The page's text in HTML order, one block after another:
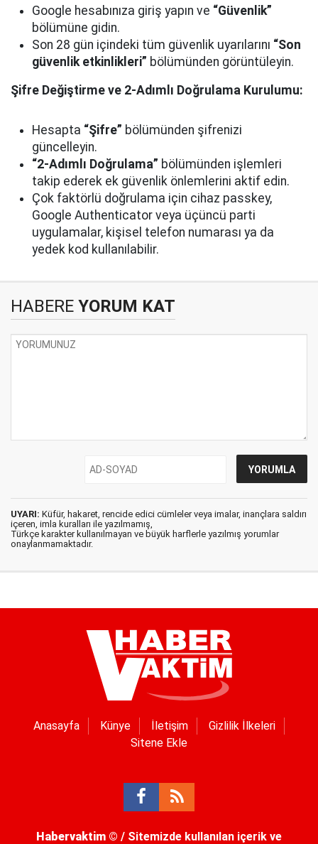
Google hesabınıza giriş yapın ve “Güvenlik”
bölümüne gidin.
Son 28 gün içindeki tüm güvenlik uyarılarını “Son
güvenlik etkinlikleri” bölümünden görüntüleyin.
Şifre Değiştirme ve 2-Adımlı Doğrulama Kurulumu:
Hesapta “Şifre” bölümünden şifrenizi
güncelleyin.
“2-Adımlı Doğrulama” bölümünden işlemleri
takip ederek ek güvenlik önlemlerini aktif edin.
Çok faktörlü doğrulama için cihaz passkey,
Google Authenticator veya üçüncü parti
uygulamalar, kişisel telefon numarası ya da
yedek kod kullanılabilir.
HABERE YORUM KAT
UYARI: Küfür, hakaret, rencide edici cümleler veya imalar, inançlara saldırı
içeren, imla kuralları ile yazılmamış,
Türkçe karakter kullanılmayan ve büyük harflerle yazılmış yorumlar
onaylanmamaktadır.
Anasayfa Künye İletişim
Gizlilik İlkeleri
Sitene Ekle
Habervaktim © / Sitemizde kullanılan içerik ve